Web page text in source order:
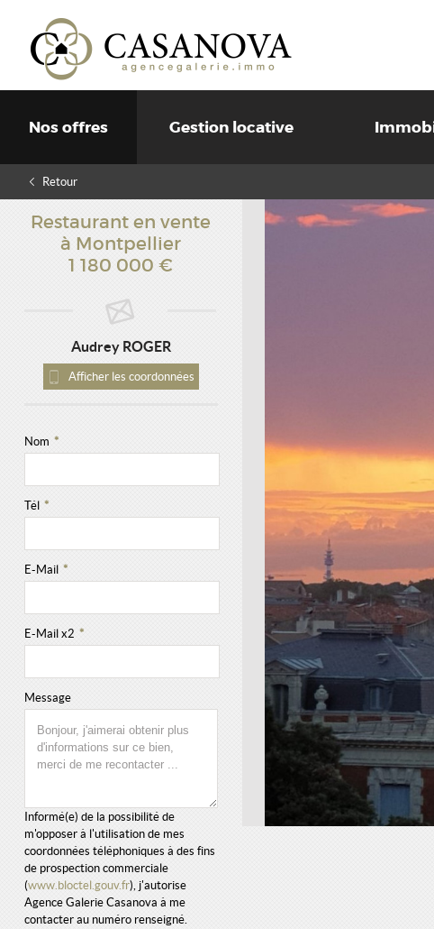
Nos offres Gestion locative
Retour
Restaurant en vente
à Montpellier
1 180 000 €
Audrey ROGER
Afficher les coordonnées
Nom *
Tél *
E-Mail *
E-Mail x2 *
Message
Informé(e) de la possibilité de
m'opposer à l'utilisation de mes
coordonnées téléphoniques à des fins
de prospection commerciale
(www.bloctel.gouv.fr), j'autorise
Agence Galerie Casanova à me
contacter au numéro renseigné.